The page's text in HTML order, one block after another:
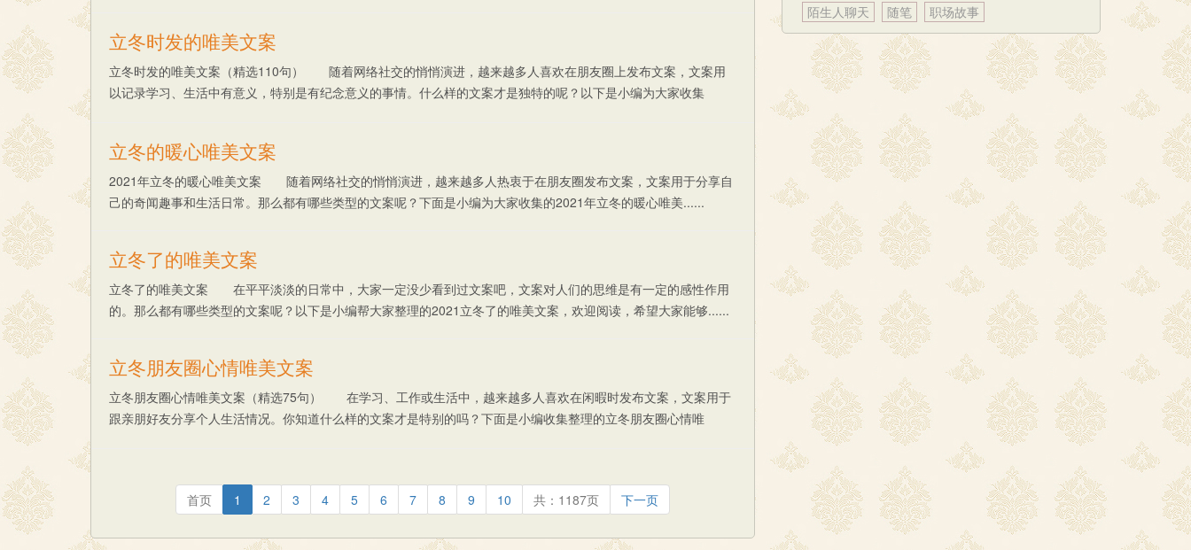
立冬时发的唯美文案
立冬时发的唯美文案（精选110句） 随着网络社交的悄悄演进，越来越多人喜欢在朋友圈上发布文案，文案用
以记录学习、生活中有意义，特别是有纪念意义的事情。什么样的文案才是独特的呢？以下是小编为大家收集
立冬的暖心唯美文案
2021年立冬的暖心唯美文案 随着网络社交的悄悄演进，越来越多人热衷于在朋友圈发布文案，文案用于分享自
己的奇闻趣事和生活日常。那么都有哪些类型的文案呢？下面是小编为大家收集的2021年立冬的暖心唯美......
立冬了的唯美文案
立冬了的唯美文案 在平平淡淡的日常中，大家一定没少看到过文案吧，文案对人们的思维是有一定的感性作用
的。那么都有哪些类型的文案呢？以下是小编帮大家整理的2021立冬了的唯美文案，欢迎阅读，希望大家能够......
立冬朋友圈心情唯美文案
立冬朋友圈心情唯美文案（精选75句） 在学习、工作或生活中，越来越多人喜欢在闲暇时发布文案，文案用于
跟亲朋好友分享个人生活情况。你知道什么样的文案才是特别的吗？下面是小编收集整理的立冬朋友圈心情唯
首页 1 2 3 4 5 6 7 8 9 10 共：1187页 下一页
陌生人聊天
随笔 职场故事